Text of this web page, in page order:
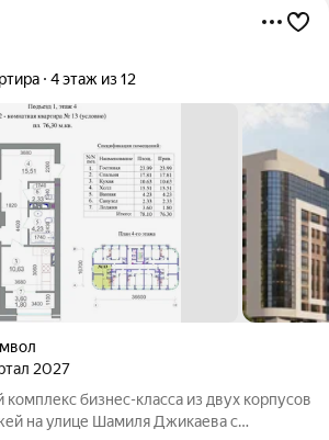
4 этаж из 12
2027
на улице Шамиля Джикаева с